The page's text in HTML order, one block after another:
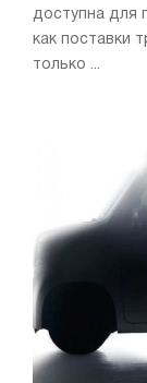
доступна для
как поставки
только ...